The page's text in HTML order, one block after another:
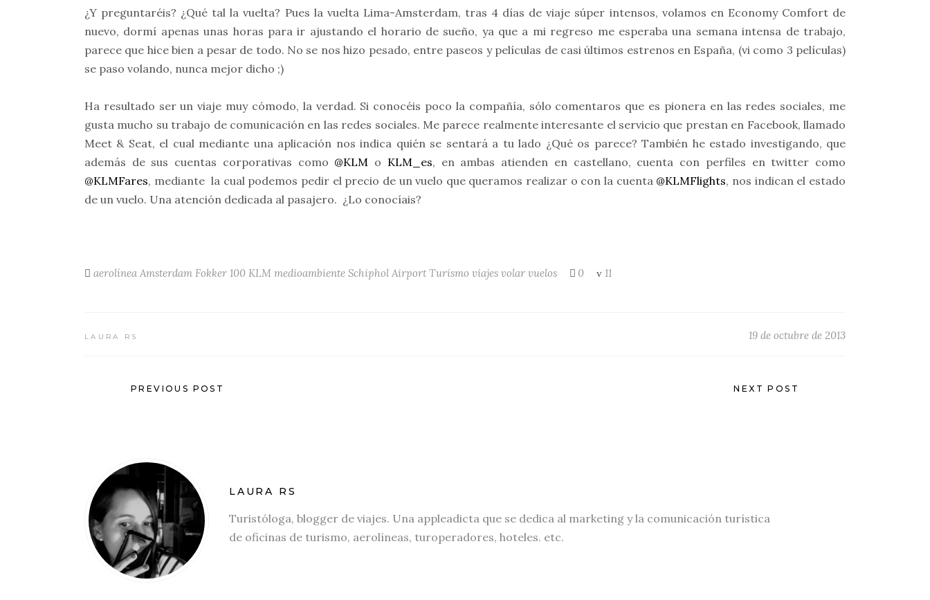
¿Y preguntaréis? ¿Qué tal la vuelta? Pues la vuelta Lima-Amsterdam, tras 4 días de viaje súper intensos, volamos en Economy Comfort de
nuevo, dormí apenas unas horas para ir ajustando el horario de sueño, ya que a mi regreso me esperaba una semana intensa de trabajo,
parece que hice bien a pesar de todo. No se nos hizo pesado, entre paseos y películas de casi últimos estrenos en España, (vi como 3 películas)
se paso volando, nunca mejor dicho ;)
Ha resultado ser un viaje muy cómodo, la verdad. Si conocéis poco la compañía, sólo comentaros que es pionera en las redes sociales, me
gusta mucho su trabajo de comunicación en las redes sociales. Me parece realmente interesante el servicio que prestan en Facebook, llamado
Meet & Seat, el cual mediante una aplicación nos indica quién se sentará a tu lado ¿Qué os parece? También he estado investigando, que
además de sus cuentas corporativas como @KLM o KLM_es, en ambas atienden en castellano, cuenta con perfiles en twitter como
@KLMFares, mediante la cual podemos pedir el precio de un vuelo que queramos realizar o con la cuenta @KLMFlights, nos indican el estado
de un vuelo. Una atención dedicada al pasajero. ¿Lo conocíais?
aerolínea Amsterdam Fokker 100 KLM medioambiente Schiphol Airport Turismo viajes volar vuelos 0 11
LAURA RS 19 de octubre de 2013
PREVIOUS POST NEXT POST
LAURA RS
Turistóloga, blogger de viajes. Una appleadicta que se dedica al marketing y la comunicación turística
de oficinas de turismo, aerolíneas, turoperadores, hoteles. etc.